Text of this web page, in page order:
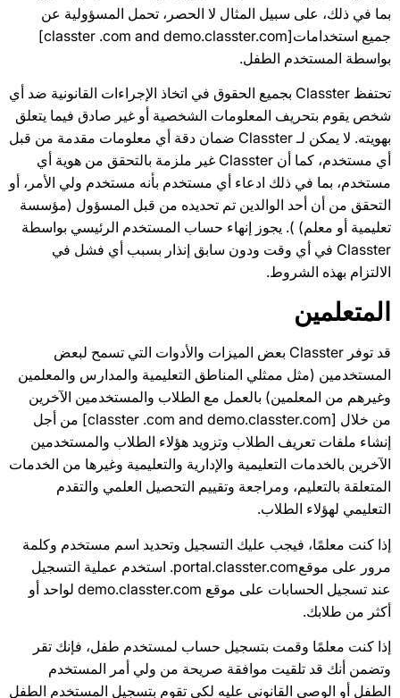
بما في ذلك، على سبيل المثال لا الحصر، تحمل المسؤولية عن
جميع استخدامات[classter .com and demo.classter.com]
بواسطة المستخدم الطفل.
تحتفظ Classter بجميع الحقوق في اتخاذ الإجراءات القانونية ضد أي
شخص يقوم بتحريف المعلومات الشخصية أو غير صادق فيما يتعلق
بهويته. لا يمكن لـ Classter ضمان دقة أي معلومات مقدمة من قبل
أي مستخدم، كما أن Classter غير ملزمة بالتحقق من هوية أي
مستخدم، بما في ذلك ادعاء أي مستخدم بأنه مستخدم ولي الأمر، أو
التحقق من أن أحد الوالدين تم تحديده من قبل المسؤول (مؤسسة
تعليمية أو معلم) ). يجوز إنهاء حساب المستخدم الرئيسي بواسطة
Classter في أي وقت ودون سابق إنذار بسبب أي فشل في
الالتزام بهذه الشروط.
المتعلمين
قد توفر Classter بعض الميزات والأدوات التي تسمح لبعض
المستخدمين (مثل ممثلي المناطق التعليمية والمدارس والمعلمين
وغيرهم من المعلمين) بالعمل مع الطلاب والمستخدمين الآخرين
من خلال [classter .com and demo.classter.com] من أجل
إنشاء ملفات تعريف الطلاب وتزويد هؤلاء الطلاب والمستخدمين
الآخرين بالخدمات التعليمية والإدارية والتعليمية وغيرها من الخدمات
المتعلقة بالتعليم، ومراجعة وتقييم التحصيل العلمي والتقدم
التعليمي لهؤلاء الطلاب.
إذا كنت معلمًا، فيجب عليك التسجيل وتحديد اسم مستخدم وكلمة
مرور على موقعportal.classter.com. استخدم عملية التسجيل
عند تسجيل الحسابات على موقع demo.classter.com لواحد أو
أكثر من طلابك.
إذا كنت معلمًا وقمت بتسجيل حساب لمستخدم طفل، فإنك تقر
وتضمن أنك قد تلقيت موافقة صريحة من ولي أمر المستخدم
الطفل أو الوصي القانوني عليه لكي تقوم بتسجيل المستخدم الطفل